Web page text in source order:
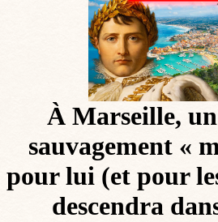
À Marseille,
sauvagement «
pour lui (et pour
descendra